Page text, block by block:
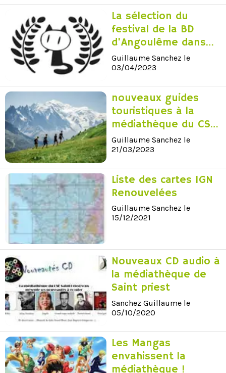
La sélection du
festival de la BD
d'Angoulême dans
vos médiathèques
Guillaume Sanchez le
03/04/2023
nouveaux guides
touristiques à la
médiathèque du CSE
Saint Priest
Guillaume Sanchez le
21/03/2023
Liste des cartes IGN
Renouvelées
Guillaume Sanchez le
15/12/2021
Nouveaux CD audio à
la médiathèque de
Saint priest
Sanchez Guillaume le
05/10/2020
Les Mangas
envahissent la
médiathèque !